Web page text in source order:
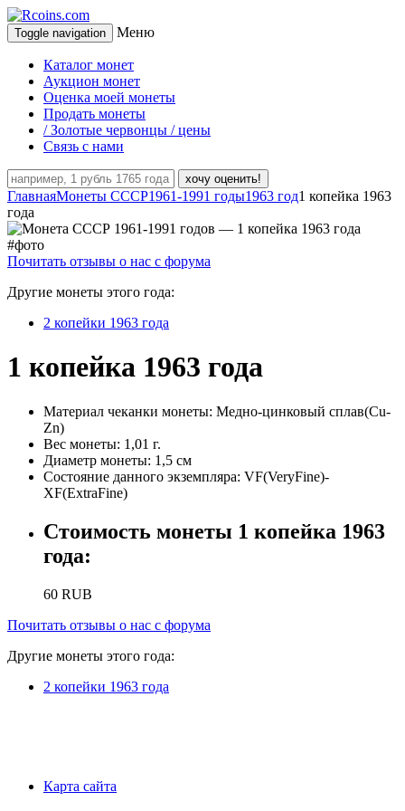
Toggle navigation Меню
Каталог монет
Аукцион монет
Оценка моей монеты
Продать монеты
/ Золотые червонцы / цены
Связь с нами
хочу оценить!
ГлавнаяМонеты СССР1961-1991 годы1963 год1 копейка 1963
года
Почитать отзывы о нас с форума
Другие монеты этого года:
2 копейки 1963 года
1 копейка 1963 года
Материал чеканки монеты: Медно-цинковый сплав(Cu-
Zn)
Вес монеты: 1,01 г.
Диаметр монеты: 1,5 см
Состояние данного экземпляра: VF(VeryFine)-
XF(ExtraFine)
Стоимость монеты 1 копейка 1963
года:
60 RUB
Почитать отзывы о нас с форума
Другие монеты этого года:
2 копейки 1963 года
Карта сайта